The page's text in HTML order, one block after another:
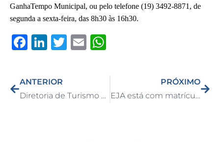
GanhaTempo Municipal, ou pelo telefone (19) 3492-8871, de
segunda a sexta-feira, das 8h30 às 16h30.
F
c
e
b
Li
k
e
dI
T
te
r
E
l
s
A
ANTERIOR
Diretoria de Turismo de Capivari participa do “Conexidades” em Campos do Jordão
PRÓXIMO
EJA está com matrículas abertas para o segundo semestre de 2026